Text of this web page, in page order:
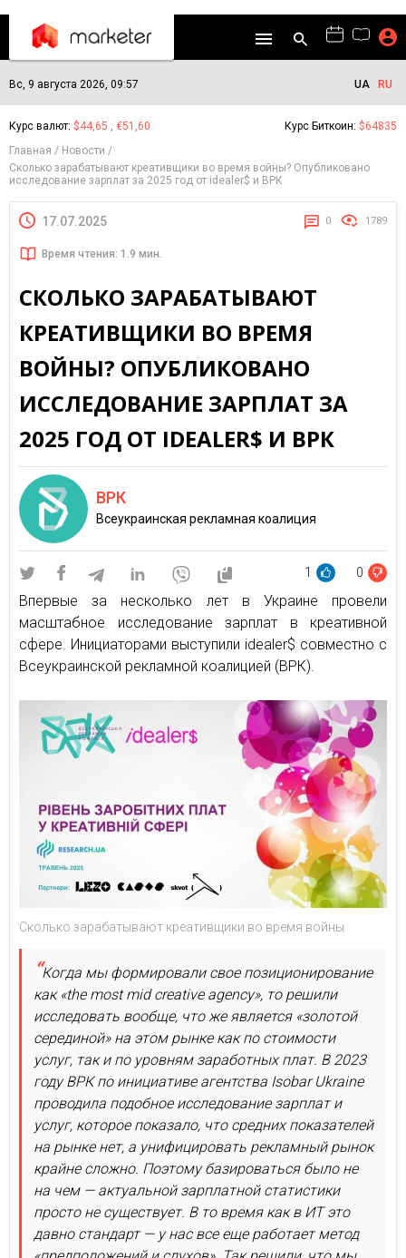
Вс, 9 августа 2026, 09:57 UA RU
Курс валют: $44,65 , €51,60 Курс Биткоин: $64835
Главная
Новости
Сколько зарабатывают креативщики во время войны? Опубликовано
исследование зарплат за 2025 год от idealer$ и ВРК
17.07.2025 0 1789
Время чтения: 1.9 мин.
СКОЛЬКО ЗАРАБАТЫВАЮТ
КРЕАТИВЩИКИ ВО ВРЕМЯ
ВОЙНЫ? ОПУБЛИКОВАНО
ИССЛЕДОВАНИЕ ЗАРПЛАТ ЗА
2025 ГОД ОТ IDEALER$ И ВРК
ВРК
Всеукраинская рекламная коалиция
1 0
Впервые за несколько лет в Украине провели
масштабное исследование зарплат в креативной
сфере. Инициаторами выступили idealer$ совместно с
Всеукраинской рекламной коалицией (ВРК).
Сколько зарабатывают креативщики во время войны
Когда мы формировали свое позиционирование
как «the most mid creative agency», то решили
исследовать вообще, что же является «золотой
серединой» на этом рынке как по стоимости
услуг, так и по уровням заработных плат. В 2023
году ВРК по инициативе агентства Isobar Ukraine
проводила подобное исследование зарплат и
услуг, которое показало, что средних показателей
на рынке нет, а унифицировать рекламный рынок
крайне сложно. Поэтому базироваться было не
на чем — актуальной зарплатной статистики
просто не существует. В то время как в ИТ это
давно стандарт — у нас все еще работает метод